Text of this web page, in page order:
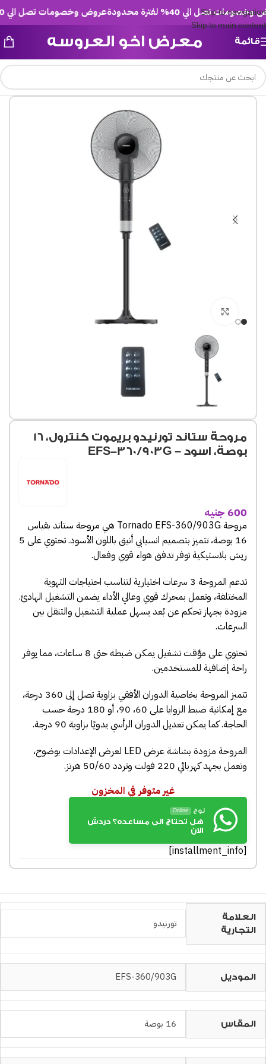
Skip to navigation
Skip to main content
عروض وخصومات تصل الي 40% لفترة محدودة تصل الي 40% لفترة محدودة
قائمة معرض اخو العروسه
مروحة ستاند تورنيدو بريموت كنترول، 16
بوصة، اسود – EFS-360/903G
600جنيه
مروحة Tornado EFS-360/903G هي مروحة ستاند بقياس
16 بوصة، تتميز بتصميم انسيابي أنيق باللون الأسود. تحتوي على 5
ريش بلاستيكية توفر تدفق هواء قوي وفعال.
تدعم المروحة 3 سرعات اختيارية لتناسب احتياجات التهوية
المختلفة، وتعمل بمحرك قوي وعالي الأداء يضمن التشغيل الهادئ.
مزودة بجهاز تحكم عن بُعد يسهل عملية التشغيل والتنقل بين
السرعات.
تحتوي على مؤقت تشغيل يمكن ضبطه حتى 8 ساعات، مما يوفر
راحة إضافية للمستخدمين.
تتميز المروحة بخاصية الدوران الأفقي بزاوية تصل إلى 360 درجة،
مع إمكانية ضبط الزوايا على 60، 90، أو 180 درجة حسب
الحاجة. كما يمكن تعديل الدوران الرأسي يدويًا بزاوية 90 درجة.
المروحة مزودة بشاشة عرض LED لعرض الإعدادات بوضوح،
وتعمل بجهد كهربائي 220 فولت وتردد 50/60 هرتز.
غير متوفر في المخزون
نوح Online
هل تحتاج الى مساعده؟ دردش
الان
[installment_info]
العلامة
التجارية
تورنيدو
الموديل EFS-360/903G
المقاس 16 بوصة